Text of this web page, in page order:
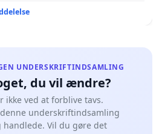
UNDERSKRIFTINDSAMLING
du vil ændre?
ikke ved at forblive tavs.
underskriftindsamling
handlede. Vil du gøre det